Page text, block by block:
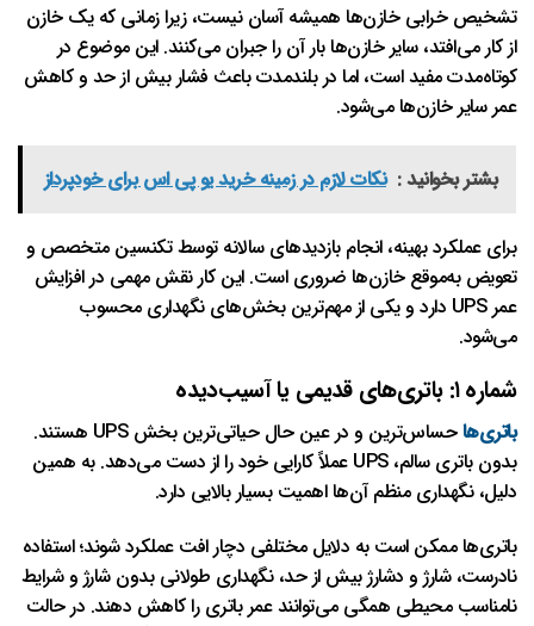
تشخیص خرابی خازن‌ها همیشه آسان نیست، زیرا زمانی که یک خازن
از کار می‌افتد، سایر خازن‌ها بار آن را جبران می‌کنند. این موضوع در
کوتاه‌مدت مفید است، اما در بلندمدت باعث فشار بیش از حد و کاهش
عمر سایر خازن‌ها می‌شود.
بشتر بخوانید : نکات لازم در زمینه خرید یو پی اس برای خودپرداز
برای عملکرد بهینه، انجام بازدیدهای سالانه توسط تکنسین متخصص و
تعویض به‌موقع خازن‌ها ضروری است. این کار نقش مهمی در افزایش
عمر UPS دارد و یکی از مهم‌ترین بخش‌های نگهداری محسوب
می‌شود.
شماره ۱: باتری‌های قدیمی یا آسیب‌دیده
باتری‌ها
حساس‌ترین و در عین حال حیاتی‌ترین بخش UPS هستند.
بدون باتری سالم، UPS عملاً کارایی خود را از دست می‌دهد. به همین
دلیل، نگهداری منظم آن‌ها اهمیت بسیار بالایی دارد.
باتری‌ها ممکن است به دلایل مختلفی دچار افت عملکرد شوند؛ استفاده
نادرست، شارژ و دشارژ بیش از حد، نگهداری طولانی بدون شارژ و شرایط
نامناسب محیطی همگی می‌توانند عمر باتری را کاهش دهند. در حالت